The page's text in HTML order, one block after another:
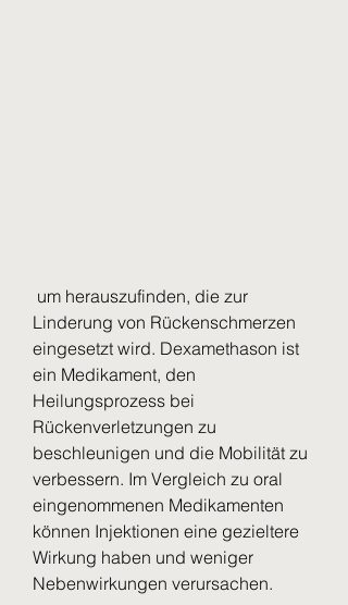
Linderung von Rückenschmerzen
eingesetzt wird. Dexamethason ist
ein Medikament, den
Heilungsprozess bei
Rückenverletzungen zu
beschleunigen und die Mobilität zu
verbessern. Im Vergleich zu oral
eingenommenen Medikamenten
können Injektionen eine gezieltere
Wirkung haben und weniger
Nebenwirkungen verursachen.